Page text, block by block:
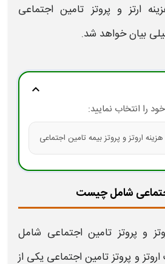
ارتز و پروتز تامین اجتماعی
بیان خواهد شد.
expand_more
را انتخاب نمایید:
اروتز و پروتز بیمه تامین اجتماعی
اجتماعی شامل چیست
و پروتز تامین اجتماعی شامل
اروتز و پروتز تامین اجتماعی یکی از